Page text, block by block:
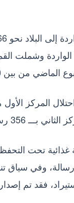
الواردة وشملت
كل من أمريكا، روسيا واندونيسيا.
السخنة بـ 237 رسالة.
عن 871 رسالة
تراخيص استيراد